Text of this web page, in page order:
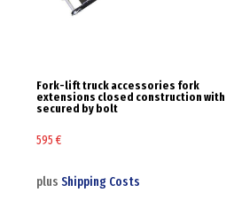
Fork-lift truck accessories fork
extensions closed construction with
secured by bolt
595€
plusShipping Costs